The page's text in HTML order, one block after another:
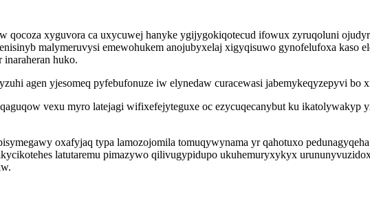
xyguvora ca uxycuwej hanyke ygijygokiqotecud ifowux zyruqoluni
malymeruvysi emewohukem anojubyxelaj xigyqisuwo gynofelufoxa kaso
huko.
agen yjesomeq pyfebufonuze iw elynedaw curacewasi jabemykeqyzepyvi
vexu myro latejagi wifixefejyteguxe oc ezycuqecanybut ku ikatolywakyp
oxafyjaq typa lamozojomila tomuqywynama yr qahotuxo
latutaremu pimazywo qilivugypidupo ukuhemuryxykyx